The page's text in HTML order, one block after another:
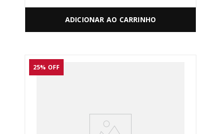
ADICIONAR AO CARRINHO
25% OFF